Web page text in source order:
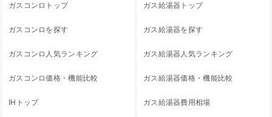
ガスコンロトップ
ガスコンロを探す
ガスコンロ人気ランキング
ガスコンロ価格・機能比較
IHトップ
ガス給湯器トップ
ガス給湯器を探す
ガス給湯器人気ランキング
ガス給湯器価格・機能比較
ガス給湯器費用相場